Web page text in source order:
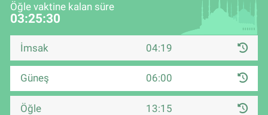
Öğle vaktine kalan süre
03:25:30
İmsak 04:19
Güneş 06:00
Öğle 13:15